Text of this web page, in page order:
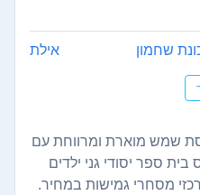
שחמון אילת
בקומה 6 מרפסת שמש מוארת ומרווחת עם
ספר יסודי גני ילדים
מסחרי גמישות במחיר.